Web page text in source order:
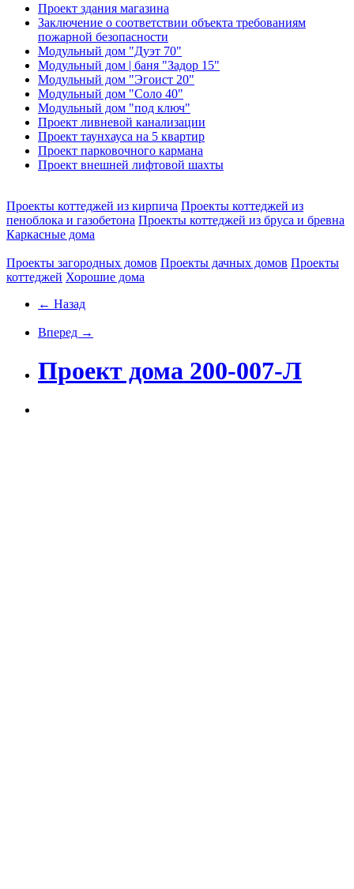
Проект здания магазина
Заключение о соответствии объекта требованиям
пожарной безопасности
Модульный дом "Дуэт 70"
Модульный дом | баня "Задор 15"
Модульный дом "Эгоист 20"
Модульный дом "Соло 40"
Модульный дом "под ключ"
Проект ливневой канализации
Проект таунхауса на 5 квартир
Проект парковочного кармана
Проект внешней лифтовой шахты
Проекты коттеджей из кирпича Проекты коттеджей из
пеноблока и газобетона Проекты коттеджей из бруса и бревна
Каркасные дома
Проекты загородных домов Проекты дачных домов Проекты
коттеджей Хорошие дома
← Назад
Вперед →
Проект дома 200-007-Л